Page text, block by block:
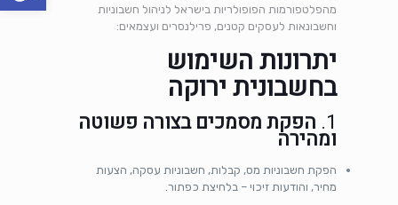
מהפלטפורמות הפופולריות בישראל לניהול חשבוניות
וחשבונאות לעסקים קטנים, פרילנסרים ועצמאים:
יתרונות השימוש
בחשבונית ירוקה
1. הפקת מסמכים בצורה פשוטה
ומהירה
הפקת חשבוניות מס, קבלות, חשבוניות עסקה, הצעות
מחיר, והודעות זיכוי – בלחיצת כפתור.